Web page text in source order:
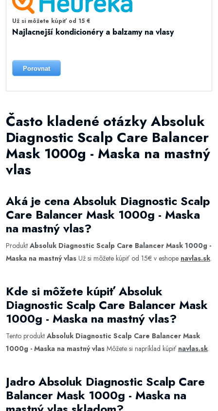
Už si môžete kúpiť od 15 €
Najlacnejší kondicionéry a balzamy na vlasy
Porovnat
Často kladené otázky Absoluk
Diagnostic Scalp Care Balancer
Mask 1000g - Maska na mastný
vlas
Aká je cena Absoluk Diagnostic Scalp
Care Balancer Mask 1000g - Maska
na mastný vlas?
Produkt Absoluk Diagnostic Scalp Care Balancer Mask 1000g -
Maska na mastný vlas Už si môžete kúpiť od 15€ v eshope navlas.sk.
Kde si môžete kúpiť Absoluk
Diagnostic Scalp Care Balancer Mask
1000g - Maska na mastný vlas?
Tento produkt Absoluk Diagnostic Scalp Care Balancer Mask
1000g - Maska na mastný vlas Môžete si napríklad kúpiť navlas.sk.
Jadro Absoluk Diagnostic Scalp Care
Balancer Mask 1000g - Maska na